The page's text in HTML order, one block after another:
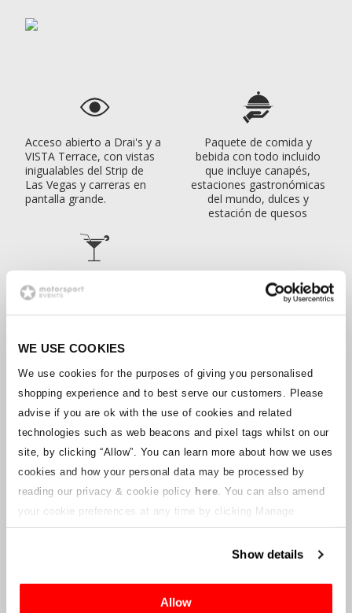
WE USE COOKIES
We use cookies for the purposes of giving you personalised
shopping experience and to best serve our customers. Please
advise if you are ok with the use of cookies and related
technologies such as web beacons and pixel tags whilst on our
site, by clicking “Allow”. You can learn more about how we uses
cookies and how your personal data may be processed by
reading our privacy & cookie policy here . You can also amend
your cookie preferences at any time by clicking Manage
Cookies in the footer of this site.
Show details
Allow
Acceso abierto a Drai's y a
VISTA Terrace, con vistas
inigualables del Strip de
Las Vegas y carreras en
pantalla grande.
Paquete de comida y
bebida con todo incluido
que incluye canapés,
estaciones gastronómicas
del mundo, dulces y
estación de quesos
exclusivos, cervezas de
PRÓXIMAMENTE OPCIONES
PARA 2023
¡No te lo pierdas!
Regístrese a continuación para escuchar el momento en
NOTIFICARME
Drai's Beachclub & Nightclub, en lo alto del